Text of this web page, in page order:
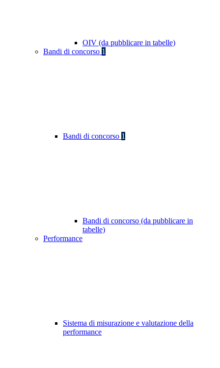
OIV (da pubblicare in tabelle)
Bandi di concorso 1
Bandi di concorso 1
Bandi di concorso (da pubblicare in
tabelle)
Performance
Sistema di misurazione e valutazione della
performance